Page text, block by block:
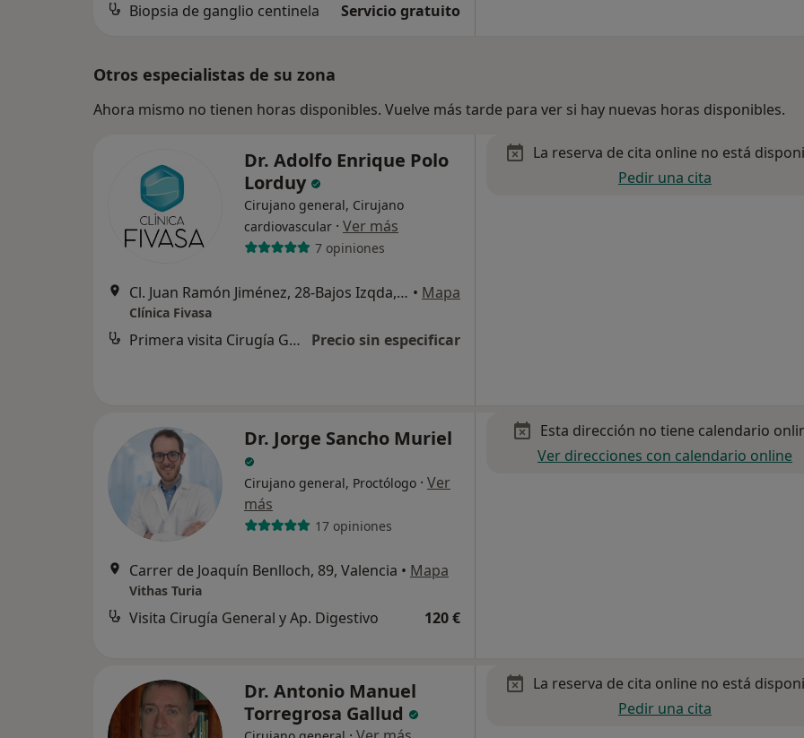
Biopsia de ganglio centinela Servicio gratuito
Otros especialistas de su zona
Ahora mismo no tienen horas disponibles. Vuelve más tarde para ver si hay nuevas horas disponibles.
Dr. Adolfo Enrique Polo
Lorduy
Cirujano general, Cirujano
cardiovascular · Ver más
7 opiniones
Cl. Juan Ramón Jiménez, 28-Bajos Izqda, Valencia • Mapa
Clínica Fivasa
Primera visita Cirugía General y Ap. Digestivo Precio sin especificar
La reserva de cita online no está
Pedir una cita
Dr. Jorge Sancho Muriel
Cirujano general, Proctólogo · Ver
más
17 opiniones
Carrer de Joaquín Benlloch, 89, Valencia • Mapa
Vithas Turia
Visita Cirugía General y Ap. Digestivo 120 €
Esta dirección no tiene calendario
Ver direcciones con calendario online
Dr. Antonio Manuel
Torregrosa Gallud
La reserva de cita online no está
Pedir una cita